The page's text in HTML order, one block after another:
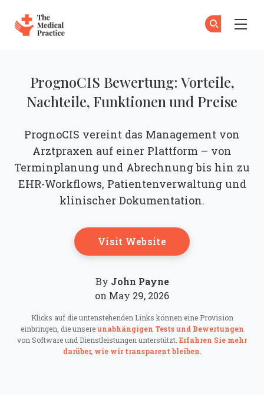
PrognoCIS Bewertung: Vorteile,
Nachteile, Funktionen und Preise
PrognoCIS vereint das Management von
Arztpraxen auf einer Plattform – von
Terminplanung und Abrechnung bis hin zu
EHR-Workflows, Patientenverwaltung und
klinischer Dokumentation.
Visit WebsiteOpens New
By John Payne
on May 29, 2026
Klicks auf die untenstehenden Links können eine Provision
einbringen, die unsereunabhängigen Tests und Bewertungen
von Software und Dienstleistungen unterstützt. Erfahren Sie mehr
darüber, wie wir transparent bleiben